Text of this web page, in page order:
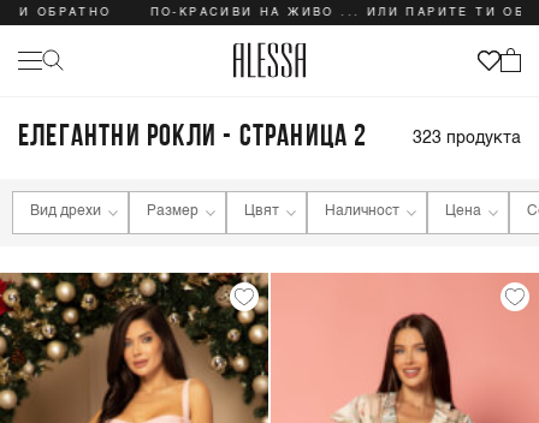
ПО-КРАСИВИ НА ЖИВО ... ИЛИ ПАРИТЕ ТИ ОБРАТНО
ЕЛЕГАНТНИ РОКЛИ - СТРАНИЦА 2 323продукта
Вид дрехи Размер Цвят Наличност Цена